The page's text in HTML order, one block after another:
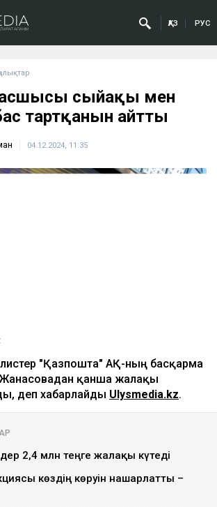
ҚАЗ РУС
сыйақы мен
тартқанын айтты
04.12.2024, 11:35
"Қазпошта" АҚ-ның басқарма
қанша жалақы
деп хабарлайды Ulysmedia.kz.
2,4 млн теңге жалақы күтеді
көздің көруін нашарлатты –